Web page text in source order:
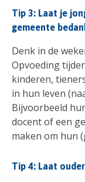
Tip 3: Laat je
gemeente
Denk in de
Opvoeding
kinderen,
in hun leven
Bijvoorbeeld
docent of een
maken om hun
Tip 4: Laat